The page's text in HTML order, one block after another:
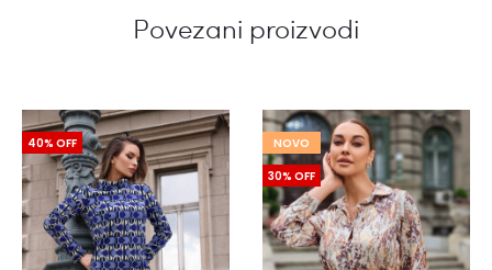
Povezani proizvodi
40% OFF
NOVO
30% OFF